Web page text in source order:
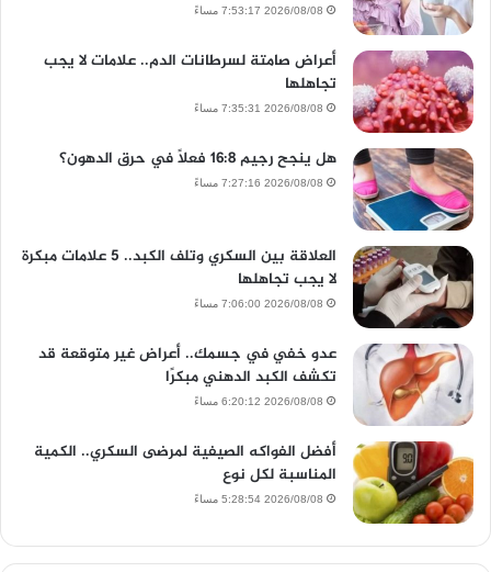
2026/08/08 7:53:17 مساءً
أعراض صامتة لسرطانات الدم.. علامات لا يجب
تجاهلها
2026/08/08 7:35:31 مساءً
هل ينجح رجيم 16:8 فعلًا في حرق الدهون؟
2026/08/08 7:27:16 مساءً
العلاقة بين السكري وتلف الكبد.. 5 علامات مبكرة
لا يجب تجاهلها
2026/08/08 7:06:00 مساءً
عدو خفي في جسمك.. أعراض غير متوقعة قد
تكشف الكبد الدهني مبكرًا
2026/08/08 6:20:12 مساءً
أفضل الفواكه الصيفية لمرضى السكري.. الكمية
المناسبة لكل نوع
2026/08/08 5:28:54 مساءً